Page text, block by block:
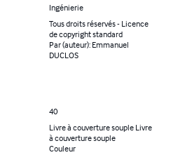
Ingénierie
Tous droits réservés - Licence
de copyright standard
Par (auteur): Emmanuel
DUCLOS
40
Livre à couverture souple Livre
à couverture souple
Couleur